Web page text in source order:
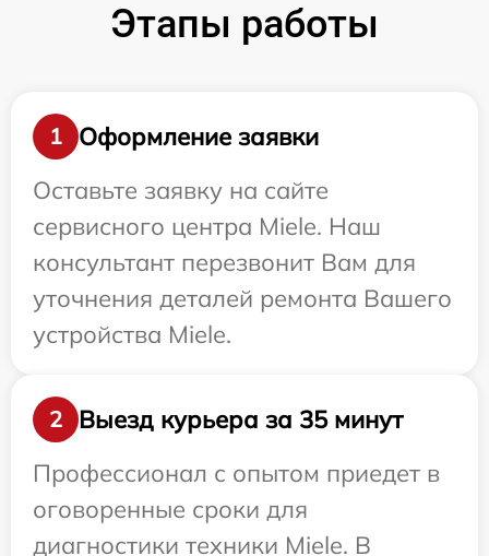
Этапы работы
1
Оформление заявки
Оставьте заявку на сайте
сервисного центра Miele. Наш
консультант перезвонит Вам для
уточнения деталей ремонта Вашего
устройства Miele.
2
Выезд курьера за 35 минут
Профессионал с опытом приедет в
оговоренные сроки для
диагностики техники Miele. В